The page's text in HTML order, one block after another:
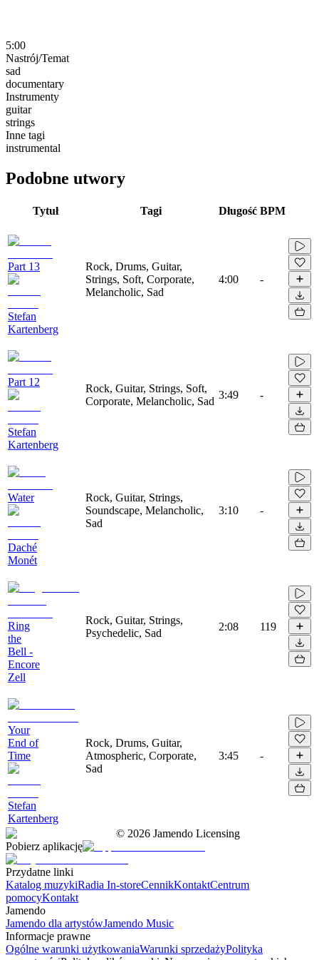
5:00
Nastrój/Temat
sad
documentary
Instrumenty
guitar
strings
Inne tagi
instrumental
Podobne utwory
Tytuł Tagi Długość BPM
Part 13
Stefan
Kartenberg
Rock, Drums, Guitar,
Strings, Soft, Corporate,
Melancholic, Sad
4:00 -
Part 12
Stefan
Kartenberg
Rock, Guitar, Strings, Soft,
Corporate, Melancholic, Sad
3:49 -
Water
Daché
Monét
Rock, Guitar, Strings,
Soundscape, Melancholic,
Sad
3:10 -
Ring
the
Bell -
Encore
Zell
Rock, Guitar, Strings,
Psychedelic, Sad
2:08 119
Your
End of
Time
Stefan
Kartenberg
Rock, Drums, Guitar,
Atmospheric, Corporate,
Sad
3:45 -
© 2026 Jamendo Licensing
Pobierz aplikację
Przydatne linki
Katalog muzykiRadia In-storeCennikKontaktCentrum
pomocyKontakt
Jamendo
Jamendo dla artystówJamendo Music
Informacje prawne
Ogólne warunki użytkowaniaWarunki sprzedażyPolityka